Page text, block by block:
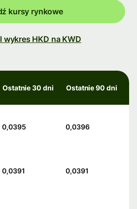
kursy rynkowe
wykres HKD na KWD
Ostatnie 30 dni Ostatnie 90 dni
0,0395 0,0396
0,0391 0,0391